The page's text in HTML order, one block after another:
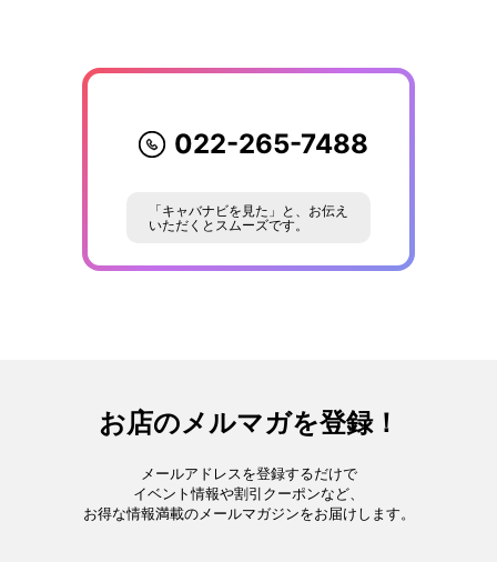
022-265-7488
「キャバナビを見た」と、お伝え
いただくとスムーズです。
お店のメルマガを登録！
メールアドレスを登録するだけで
イベント情報や割引クーポンなど、
お得な情報満載のメールマガジンをお届けします。